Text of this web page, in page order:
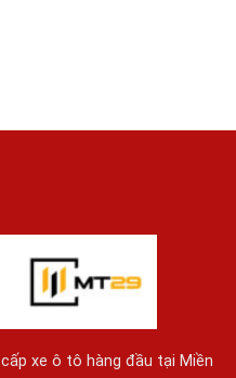
xe ô tô hàng đầu tại Miền